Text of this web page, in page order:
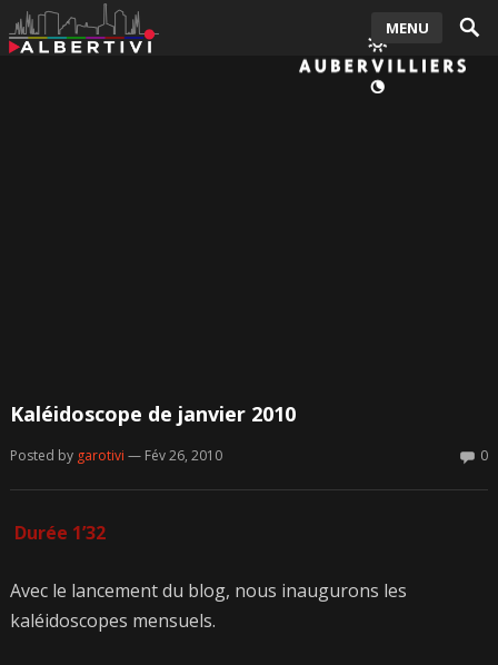
MENU
Kaléidoscope de janvier 2010
Posted by garotivi — Fév 26, 2010 0
Durée 1’32
Avec le lancement du blog, nous inaugurons les
kaléidoscopes mensuels.